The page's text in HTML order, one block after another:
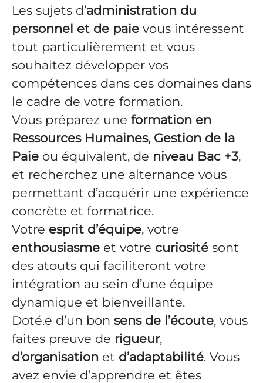
Les sujets d’administration du
personnel et de paie vous intéressent
tout particulièrement et vous
souhaitez développer vos
compétences dans ces domaines dans
le cadre de votre formation.
Vous préparez une formation en
Ressources Humaines, Gestion de la
Paie ou équivalent, de niveau Bac +3,
et recherchez une alternance vous
permettant d’acquérir une expérience
concrète et formatrice.
Votre esprit d’équipe, votre
enthousiasme et votre curiosité sont
des atouts qui faciliteront votre
intégration au sein d’une équipe
dynamique et bienveillante.
Doté.e d’un bon sens de l’écoute, vous
faites preuve de rigueur,
d’organisation et d’adaptabilité. Vous
avez envie d’apprendre et êtes